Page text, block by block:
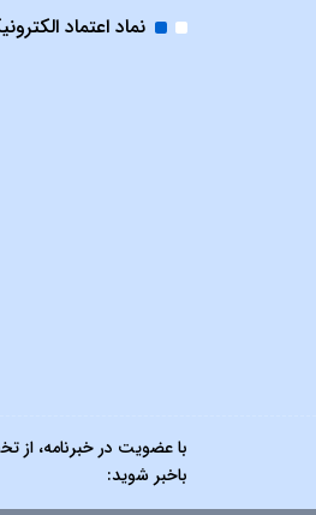
نماد اعتماد
با عضویت در خبرنامه، از
باخبر شوید: